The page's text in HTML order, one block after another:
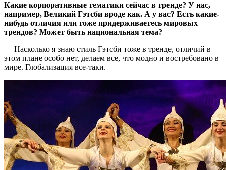
Какие корпоративные тематики сейчас в тренде? У нас,
например, Великий Гэтсби вроде как. А у вас? Есть какие-
нибудь отличия или тоже придерживаетесь мировых
трендов? Может быть национальная тема?
— Насколько я знаю стиль Гэтсби тоже в тренде, отличий в
этом плане особо нет, делаем все, что модно и востребовано в
мире. Глобализация все-таки.